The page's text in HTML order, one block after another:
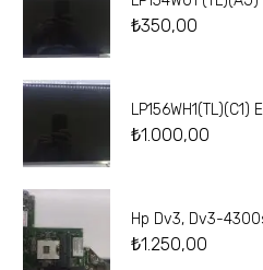
₺350,00
LP156WH1(TL)(C1)
₺1.000,00
Hp Dv3, Dv3-
₺1.250,00